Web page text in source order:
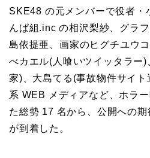
SKE48 の元メンバーで役者・
んぱ組.inc の相沢梨紗、グラ
島依提亜、画家のヒグチユウ
べカエル(人喰いツイッタラー
家)、大島てる(事故物件サイ
系 WEB メディアなど、ホラ
た総勢 17 名から、公開への
が到着した。